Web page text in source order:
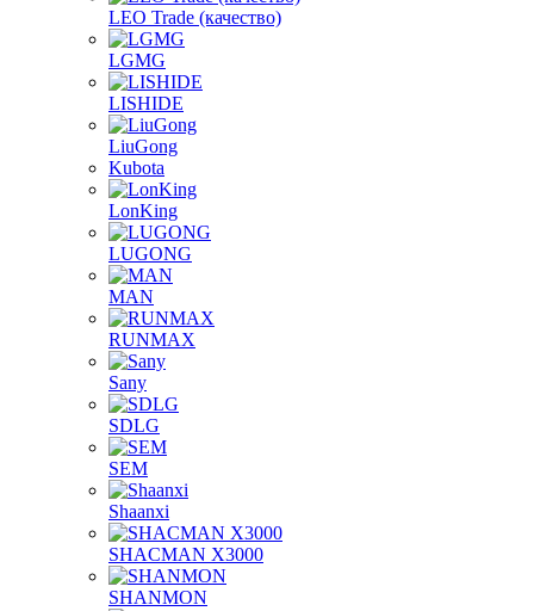
LEO Trade (качество)
LGMG
LISHIDE
LiuGong
Kubota
LonKing
LUGONG
MAN
RUNMAX
Sany
SDLG
SEM
Shaanxi
SHACMAN X3000
SHANMON